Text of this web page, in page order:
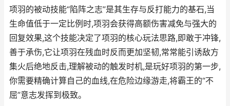
项羽的被动技能“陷阵之志”是其生存与反打能力的基石,当
生命值低于一定比例时,项羽会获得高额伤害减免与强大的
回复效果,这个技能决定了项羽的核心玩法思路,即敢于冲锋,
善于承伤,它让项羽在残血时反而更加坚韧,常常能引诱敌方
集火后绝地反击,理解被动的触发时机,是玩好项羽的第一步,
你需要精确计算自己的血线,在危险边缘游走,将霸王的“不
屈”意志发挥到极致。